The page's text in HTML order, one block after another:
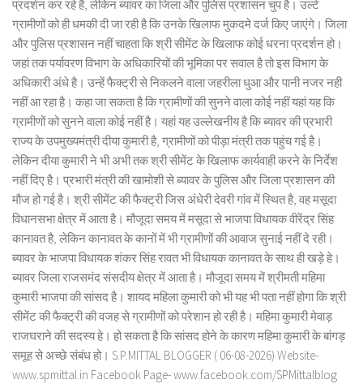
प्रदर्शन कर रहे हैं, लेकिन ब्यावर का जिला और पुलिस प्रशासन चुप है। उल्टे
ग्रामीणों को ही धमकी दी जा रही है कि उनके खिलाफ मुकदमे दर्ज किए जाएंगे। जिला
और पुलिस प्रशासन नहीं चाहता कि श्री सीमेंट के खिलाफ कोई धरना प्रदर्शन हो।
जहां तक पर्यावरण विभाग के अधिकारियों की भूमिका पर सवाल है तो इस विभाग के
अधिकारी अंधे है। उन्हें फैक्ट्री से निकलने वाला जहरीला धुआ और पानी नजर नही
नहीं आ रहा है। कहा जा सकता है कि ग्रामीणों की सुनने वाला कोई नहीं यहां यह कि
ग्रामीणों को सुनने वाला कोई नहीं है। यहां यह उल्लेखनीय है कि ब्यावर की प्रभारी
राज्य के उपमुख्यमंत्री दीया कुमारी है, ग्रामीणों को पीड़ा मंत्री तक पहुंच गई है।
लेकिन दीया कुमारी ने भी अभी तक श्री सीमेंट के खिलाफ कार्यवाही करने के निर्देश
नहीं दिए है। प्रभारी मंत्री की खामोशी से ब्यावर के पुलिस और जिला प्रशासन की
मौज हो गई है। श्री सीमेंट की फैक्ट्री जिस अंधेरी देवरी गांव में स्थित है, वह मसूदा
विधानसभा क्षेत्र में आता है। मौजूदा समय में मसूदा से भाजपा विधायक वीरेंद्र सिंह
कानावत है, लेकिन कानावत के कानों में भी ग्रामीणों की आवाज सुनाई नहीं दे रही।
ब्यावर के भाजपा विधायक शंकर सिंह रावत भी विधायक कानावत के साथ ही खड़े हे।
ब्यावर जिला राजसमंद संसदीय क्षेत्र में आता है। मौजूदा समय में श्रीमती महिमा
कुमारी भाजपा की सांसद है। शायद महिला कुमारी को भी यह भी पता नहीं होगा कि श्री
सीमेंट की फैक्ट्री की वजह से ग्रामीणों को परेशान हो रही है। महिमा कुमारी मेवाड़
राजघराने की सदस्य हे। हो सकता है कि सांसद होने के कारण महिमा कुमारी के बांगड़
समूह से अच्छे संबंध हो। S.P.MITTAL BLOGGER ( 06-08-2026) Website-
www.spmittal.in Facebook Page- www.facebook.com/SPMittalblog